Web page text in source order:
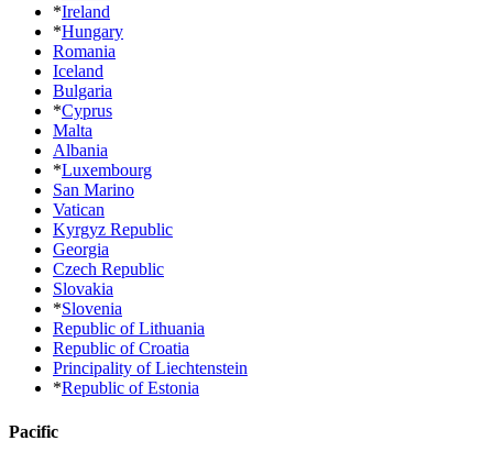
*Ireland
*Hungary
Romania
Iceland
Bulgaria
*Cyprus
Malta
Albania
*Luxembourg
San Marino
Vatican
Kyrgyz Republic
Georgia
Czech Republic
Slovakia
*Slovenia
Republic of Lithuania
Republic of Croatia
Principality of Liechtenstein
*Republic of Estonia
Pacific